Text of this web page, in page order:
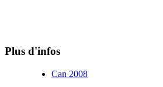
Plus d'infos
Can 2008